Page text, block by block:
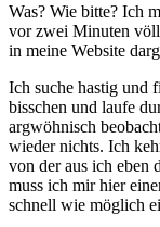
Was? Wie bitte? Ich
vor zwei Minuten
in meine Website
Ich suche hastig und
bisschen und laufe
argwöhnisch
wieder nichts. Ich
von der aus ich eben
muss ich mir hier
schnell wie möglich